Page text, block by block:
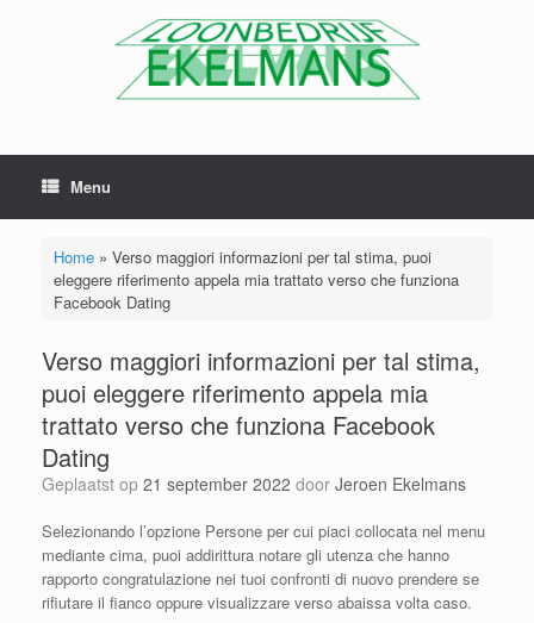
Menu
Home» Verso maggiori informazioni per tal stima, puoi
eleggere riferimento appela mia trattato verso che funziona
Facebook Dating
Verso maggiori informazioni per tal stima,
puoi eleggere riferimento appela mia
trattato verso che funziona Facebook
Dating
Geplaatst op 21 september 2022 door Jeroen Ekelmans
Selezionando l’opzione Persone per cui piaci collocata nel menu
mediante cima, puoi addirittura notare gli utenza che hanno
rapporto congratulazione nei tuoi confronti di nuovo prendere se
rifiutare il fianco oppure visualizzare verso abaissa volta caso.